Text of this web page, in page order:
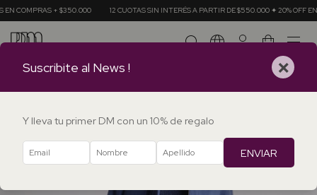
+ $350.000 12 CUOTAS SIN INTERÉS A PARTIR DE $550.000 ✦ 20% OFF EN
0
Suscribite al News ! ×
Y lleva tu primer DM con un 10% de regalo
ENVIAR